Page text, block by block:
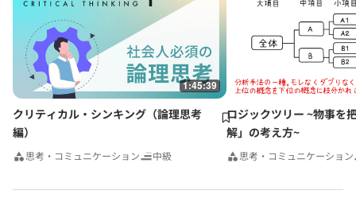
1:45:39
クリティカル・シンキング（論理思考
編）
思考・コミュニケーション 中級
ロジックツリー ~物事を
解」の考え方~
思考・コミュニケーション